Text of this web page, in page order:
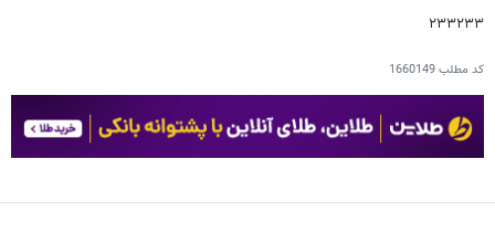
۲۳۳۲۳۳
کد مطلب1660149